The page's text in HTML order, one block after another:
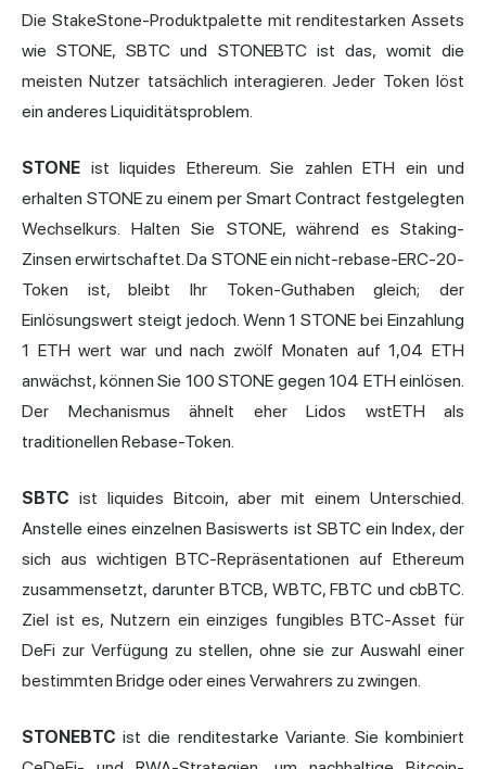
Die StakeStone-Produktpalette mit renditestarken Assets
wie STONE, SBTC und STONEBTC ist das, womit die
meisten Nutzer tatsächlich interagieren. Jeder Token löst
ein anderes Liquiditätsproblem.
STONE ist liquides Ethereum. Sie zahlen ETH ein und
erhalten STONE zu einem per Smart Contract festgelegten
Wechselkurs. Halten Sie STONE, während es Staking-
Zinsen erwirtschaftet. Da STONE ein nicht-rebase-ERC-20-
Token ist, bleibt Ihr Token-Guthaben gleich; der
Einlösungswert steigt jedoch. Wenn 1 STONE bei Einzahlung
1 ETH wert war und nach zwölf Monaten auf 1,04 ETH
anwächst, können Sie 100 STONE gegen 104 ETH einlösen.
Der Mechanismus ähnelt eher Lidos wstETH als
traditionellen Rebase-Token.
SBTC ist liquides Bitcoin, aber mit einem Unterschied.
Anstelle eines einzelnen Basiswerts ist SBTC ein Index, der
sich aus wichtigen BTC-Repräsentationen auf Ethereum
zusammensetzt, darunter BTCB, WBTC, FBTC und cbBTC.
Ziel ist es, Nutzern ein einziges fungibles BTC-Asset für
DeFi zur Verfügung zu stellen, ohne sie zur Auswahl einer
bestimmten Bridge oder eines Verwahrers zu zwingen.
STONEBTC ist die renditestarke Variante. Sie kombiniert